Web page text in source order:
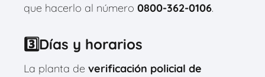
que hacerlo al número 0800-362-0106.
3️⃣Días y horarios
La planta de verificación policial de